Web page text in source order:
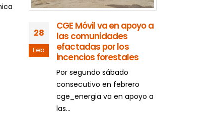
28
Feb
CGE Móvil va en apoyo a
las comunidades
efactadas por los
incencios forestales
Por segundo sábado
consecutivo en febrero
cge_energia va en apoyo a
las...